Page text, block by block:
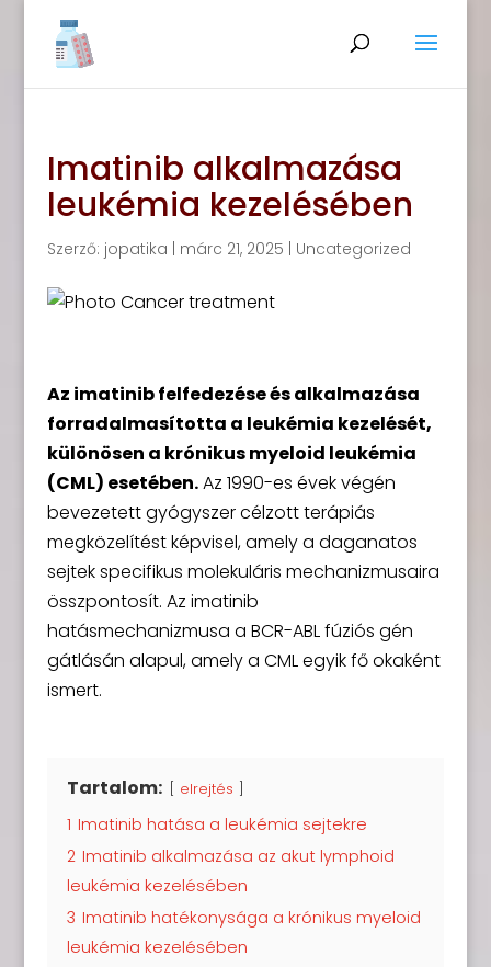
Imatinib alkalmazása
leukémia kezelésében
Szerző: jopatika márc 21, 2025 Uncategorized
Az imatinib felfedezése és alkalmazása
forradalmasította a leukémia kezelését,
különösen a krónikus myeloid leukémia
(CML) esetében.Az 1990-es évek végén
bevezetett gyógyszer célzott terápiás
megközelítést képvisel, amely a daganatos
sejtek specifikus molekuláris mechanizmusaira
összpontosít. Az imatinib
hatásmechanizmusa a BCR-ABL fúziós gén
gátlásán alapul, amely a CML egyik fő okaként
ismert.
Tartalom: elrejtés
1 Imatinib hatása a leukémia sejtekre
2 Imatinib alkalmazása az akut lymphoid
leukémia kezelésében
3 Imatinib hatékonysága a krónikus myeloid
leukémia kezelésében